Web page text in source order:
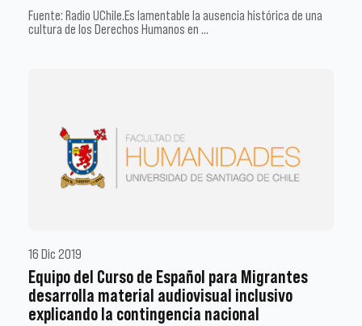
Fuente: Radio UChile.Es lamentable la ausencia histórica de una
cultura de los Derechos Humanos en …
16 Dic 2019
Equipo del Curso de Español para Migrantes
desarrolla material audiovisual inclusivo
explicando la contingencia nacional